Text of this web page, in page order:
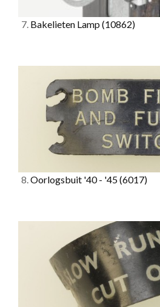
7. Bakelieten Lamp (10862)
8.Oorlogsbuit '40 - '45(6017)